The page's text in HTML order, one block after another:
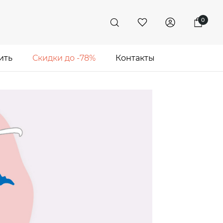
0
Скидки до -78% Контакты